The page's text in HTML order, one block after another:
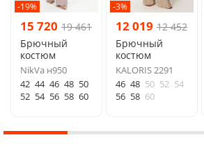
-19%
15 720 19 461
Брючный
костюм
NikVa н950
42 44 46 48 50
52 54 56 58 60
-3%
12 019 12 452
Брючный
костюм
KALORIS 2291
46 48 50 52 54
56 58 60